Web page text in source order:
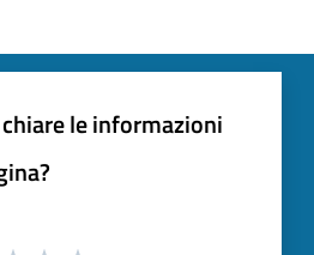
le informazioni